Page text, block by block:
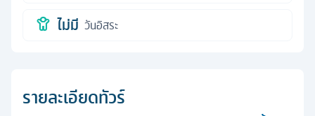
ไม่มี วันอิสระ
รายละเอียดทัวร์